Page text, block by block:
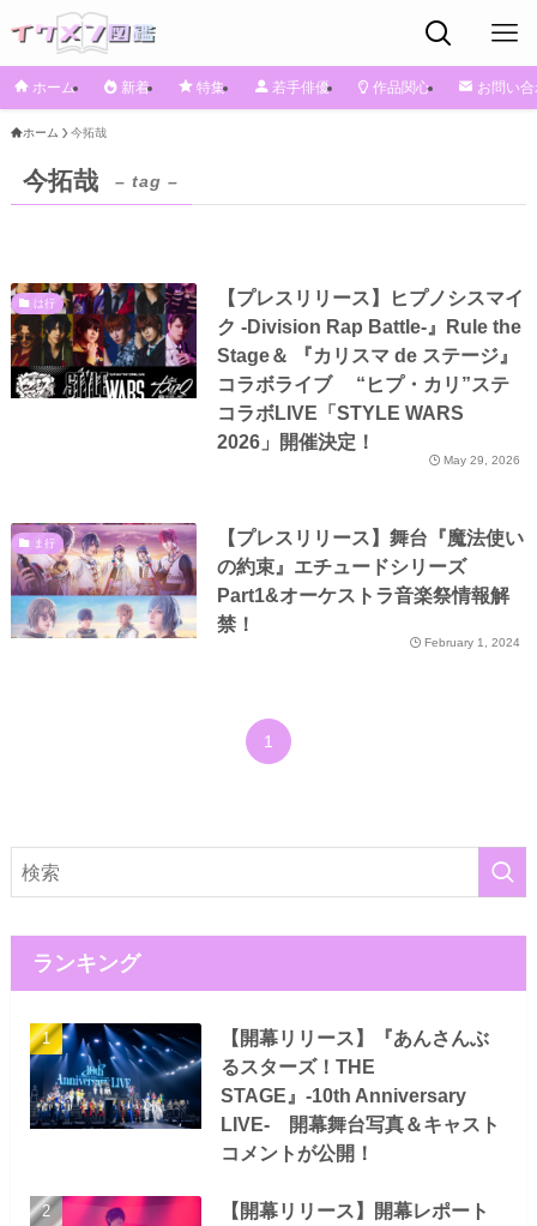
ホーム 新着 特集 若手俳優 作品関心 お問い
ホーム 今拓哉
今拓哉 – tag –
は行
【プレスリリース】ヒプノシスマイ
ク -Division Rap Battle-』Rule the
Stage＆ 『カリスマ de ステージ』
コラボライブ “ヒプ・カリ”ステ
コラボLIVE「STYLE WARS
2026」開催決定！
May 29, 2026
ま行
【プレスリリース】舞台『魔法使い
の約束』エチュードシリーズ
Part1&オーケストラ音楽祭情報解
禁！
February 1, 2024
1
ランキング
【開幕リリース】『あんさんぶ
るスターズ！THE
STAGE』-10th Anniversary
LIVE- 開幕舞台写真＆キャスト
コメントが公開！
【開幕リリース】開幕レポート